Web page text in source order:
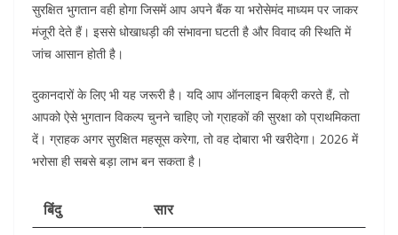
सुरक्षित भुगतान वही होगा जिसमें आप अपने बैंक या भरोसेमंद माध्यम पर जाकर
मंजूरी देते हैं। इससे धोखाधड़ी की संभावना घटती है और विवाद की स्थिति में
जांच आसान होती है।
दुकानदारों के लिए भी यह जरूरी है। यदि आप ऑनलाइन बिक्री करते हैं, तो
आपको ऐसे भुगतान विकल्प चुनने चाहिए जो ग्राहकों की सुरक्षा को प्राथमिकता
दें। ग्राहक अगर सुरक्षित महसूस करेगा, तो वह दोबारा भी खरीदेगा। 2026 में
भरोसा ही सबसे बड़ा लाभ बन सकता है।
बिंदु
सार